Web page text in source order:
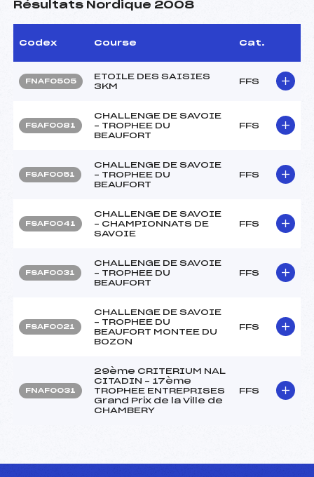
Résultats Nordique 2008
Codex Course Cat.
FNAF0505
ETOILE DES SAISIES
3KM
FFS
FSAF0081
CHALLENGE DE SAVOIE
– TROPHEE DU
BEAUFORT
FFS
FSAF0051
CHALLENGE DE SAVOIE
– TROPHEE DU
BEAUFORT
FFS
FSAF0041
CHALLENGE DE SAVOIE
– CHAMPIONNATS DE
SAVOIE
FFS
FSAF0031
CHALLENGE DE SAVOIE
– TROPHEE DU
BEAUFORT
FFS
FSAF0021
CHALLENGE DE SAVOIE
– TROPHEE DU
BEAUFORT MONTEE DU
BOZON
FFS
FNAF0031
29ème CRITERIUM NAL
CITADIN – 17ème
TROPHEE ENTREPRISES
Grand Prix de la Ville de
CHAMBERY
FFS